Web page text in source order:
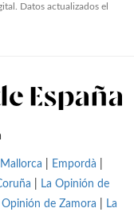
Datos actualizados el
Empordà
La Opinión de
Opinión de Zamora La